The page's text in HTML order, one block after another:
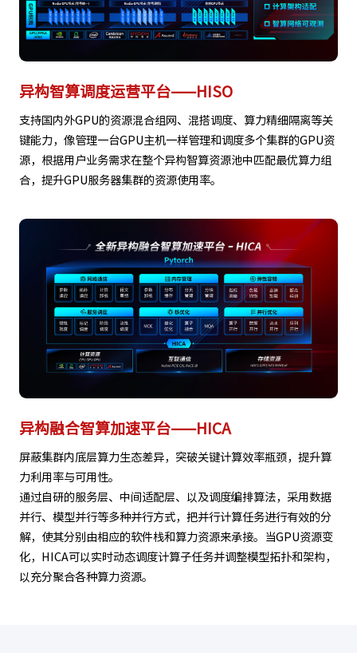
异构智算调度运营平台——HISO
支持国内外GPU的资源混合组网、混搭调度、算力精细隔离等关
键能力，像管理一台GPU主机一样管理和调度多个集群的GPU资
源，根据用户业务需求在整个异构智算资源池中匹配最优算力组
合，提升GPU服务器集群的资源使用率。
异构融合智算加速平台——HICA
屏蔽集群内底层算力生态差异，突破关键计算效率瓶颈，提升算
力利用率与可用性。
通过自研的服务层、中间适配层、以及调度编排算法，采用数据
并行、模型并行等多种并行方式，把并行计算任务进行有效的分
解，使其分别由相应的软件栈和算力资源来承接。当GPU资源变
化，HICA可以实时动态调度计算子任务并调整模型拓扑和架构，
以充分聚合各种算力资源。